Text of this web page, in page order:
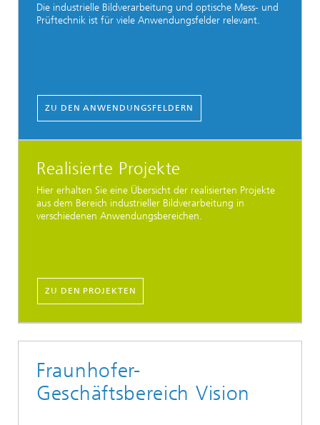
Die industrielle Bildverarbeitung und optische Mess- und
Prüftechnik ist für viele Anwendungsfelder relevant.
ZU DEN ANWENDUNGSFELDERN
Realisierte Projekte
Hier erhalten Sie eine Übersicht der realisierten Projekte
aus dem Bereich industrieller Bildverarbeitung in
verschiedenen Anwendungsbereichen.
ZU DEN PROJEKTEN
Fraunhofer-
Geschäftsbereich Vision